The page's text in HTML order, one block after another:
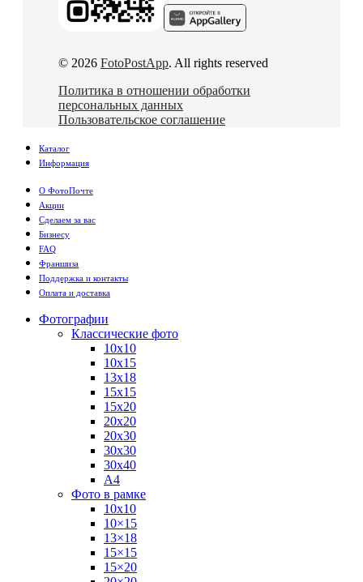
© 2026 FotoPostApp. All rights reserved
Политика в отношении обработки
персональных данных
Пользовательское соглашение
Каталог
Информация
О ФотоПочте
Акции
Сделаем за вас
Бизнесу
FAQ
Франшиза
Поддержка и контакты
Оплата и доставка
Фотографии
Классические фото
10х10
10х15
13х18
15х15
15х20
20х20
20х30
30х30
30х40
А4
Фото в рамке
10х10
10×15
13×18
15×15
15×20